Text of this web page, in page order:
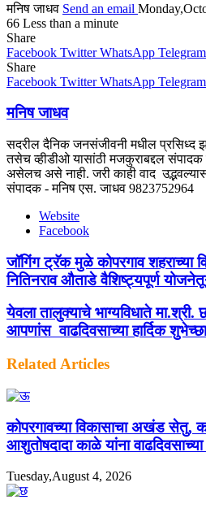
मनिष जाधव Send an email
66 Less than a minute
Share
Facebook Twitter WhatsApp Telegram
Share
Facebook Twitter WhatsApp Telegram
मनिष जाधव
सदरील दैनिक जनसंजीवनी मधील प्रसिध्द
तसेच व्हीडीओ यासांठी मजकुराबद्दल
असेलच असे नाही. जरी काही वाद उद्भवल्यास
संपादक - मनिष एस. जाधव 9823752964
Website
Facebook
जॉगिंग ट्रॅक मुळे कोपरगाव शहराच्या
नितिनराव औताडे वैशिष्ट्यपूर्ण
येवला तालुक्याचे भाग्यविधाते
आपणांस वाढदिवसाच्या हार्दिक
Related Articles
कोपरगावच्या विकासाचा अखंड सेतु,
आशुतोषदादा काळे यांना वाढदिवसाच्या
Tuesday,August 4, 2026